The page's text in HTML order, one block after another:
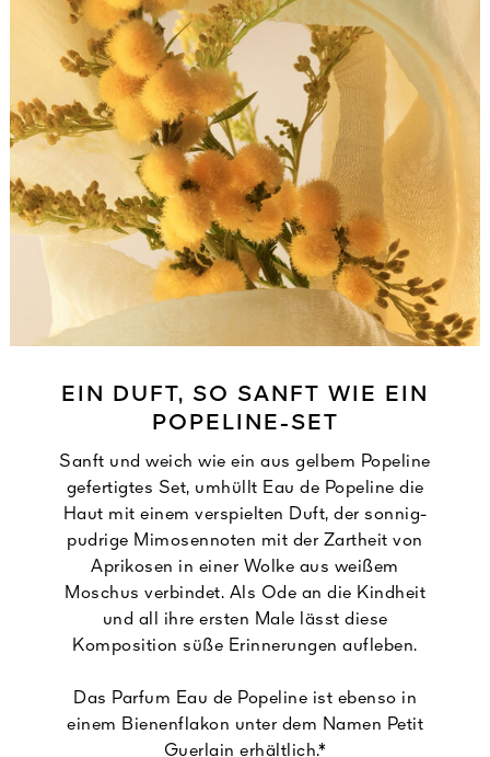
EIN DUFT, SO SANFT WIE EIN
POPELINE-SET
Sanft und weich wie ein aus gelbem Popeline
gefertigtes Set, umhüllt Eau de Popeline die
Haut mit einem verspielten Duft, der sonnig-
pudrige Mimosennoten mit der Zartheit von
Aprikosen in einer Wolke aus weißem
Moschus verbindet. Als Ode an die Kindheit
und all ihre ersten Male lässt diese
Komposition süße Erinnerungen aufleben.
Das Parfum Eau de Popeline ist ebenso in
einem Bienenflakon unter dem Namen Petit
Guerlain erhältlich.*